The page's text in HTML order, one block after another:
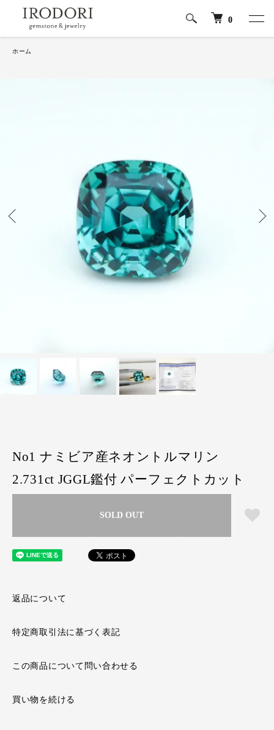
0
ホーム
No1 ナミビア産ネオントルマリン
2.731ct JGGL鑑付 パーフェクトカット
SOLD OUT
返品について
特定商取引法に基づく表記
この商品について問い合わせる
買い物を続ける